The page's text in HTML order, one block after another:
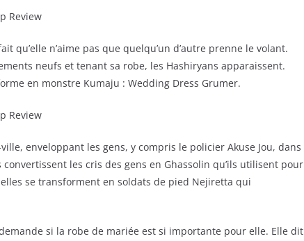
qu’elle n’aime pas que quelqu’un d’autre prenne le volant.
neufs et tenant sa robe, les Hashiryans apparaissent.
en monstre Kumaju : Wedding Dress Grumer.
enveloppant les gens, y compris le policier Akuse Jou, dans
les cris des gens en Ghassolin qu’ils utilisent pour
se transforment en soldats de pied Nejiretta qui
si la robe de mariée est si importante pour elle. Elle dit